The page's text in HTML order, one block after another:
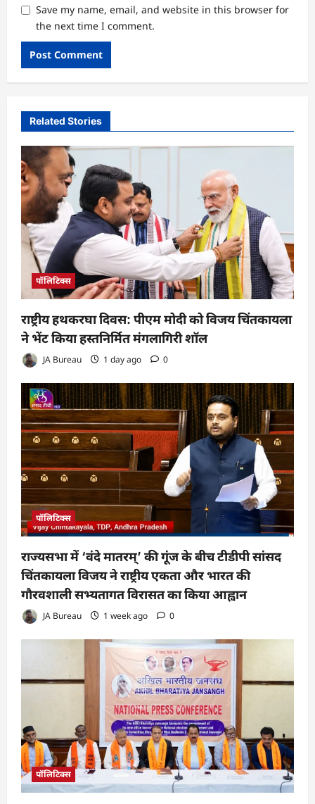
Save my name, email, and website in this browser for
the next time I comment.
Related Stories
पॉलिटिक्स
राष्ट्रीय हथकरघा दिवस: पीएम मोदी को विजय चिंतकायला
ने भेंट किया हस्तनिर्मित मंगलागिरी शॉल
JA Bureau 1 day ago 0
पॉलिटिक्स
राज्यसभा में ‘वंदे मातरम्’ की गूंज के बीच टीडीपी सांसद
चिंतकायला विजय ने राष्ट्रीय एकता और भारत की
गौरवशाली सभ्यतागत विरासत का किया आह्वान
JA Bureau 1 week ago 0
पॉलिटिक्स